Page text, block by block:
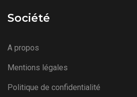
Société
A propos
Mentions légales
Politique de confidentialité